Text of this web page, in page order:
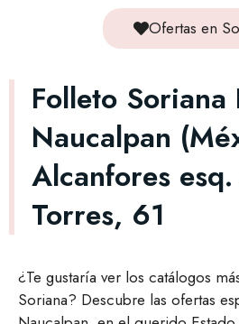
Ofertas en
Folleto
Naucalpan
Alcanfores
Torres, 61
¿Te gustaría ver los catálogos
Soriana? Descubre las ofertas